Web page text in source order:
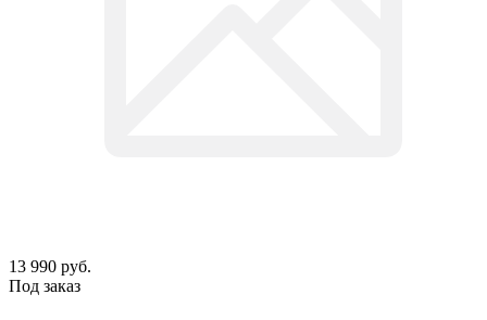
13 990 руб.
Под заказ